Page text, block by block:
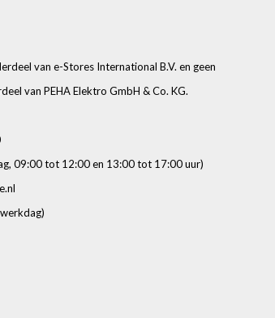
van e-Stores International B.V. en geen
van PEHA Elektro GmbH & Co. KG.
09:00 tot 12:00 en 13:00 tot 17:00 uur)